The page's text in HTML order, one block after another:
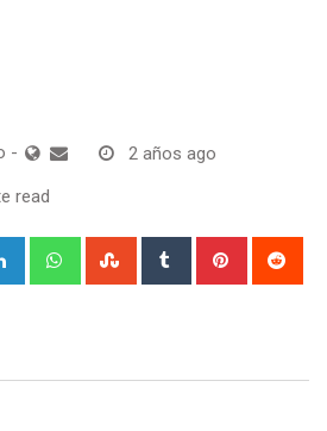
- 2 años ago
read
LinkedIn WhatsappStumbleUpon
Tumblr Pinterest